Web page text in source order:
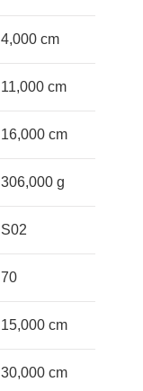
4,000 cm
11,000 cm
16,000 cm
306,000 g
S02
70
15,000 cm
30,000 cm